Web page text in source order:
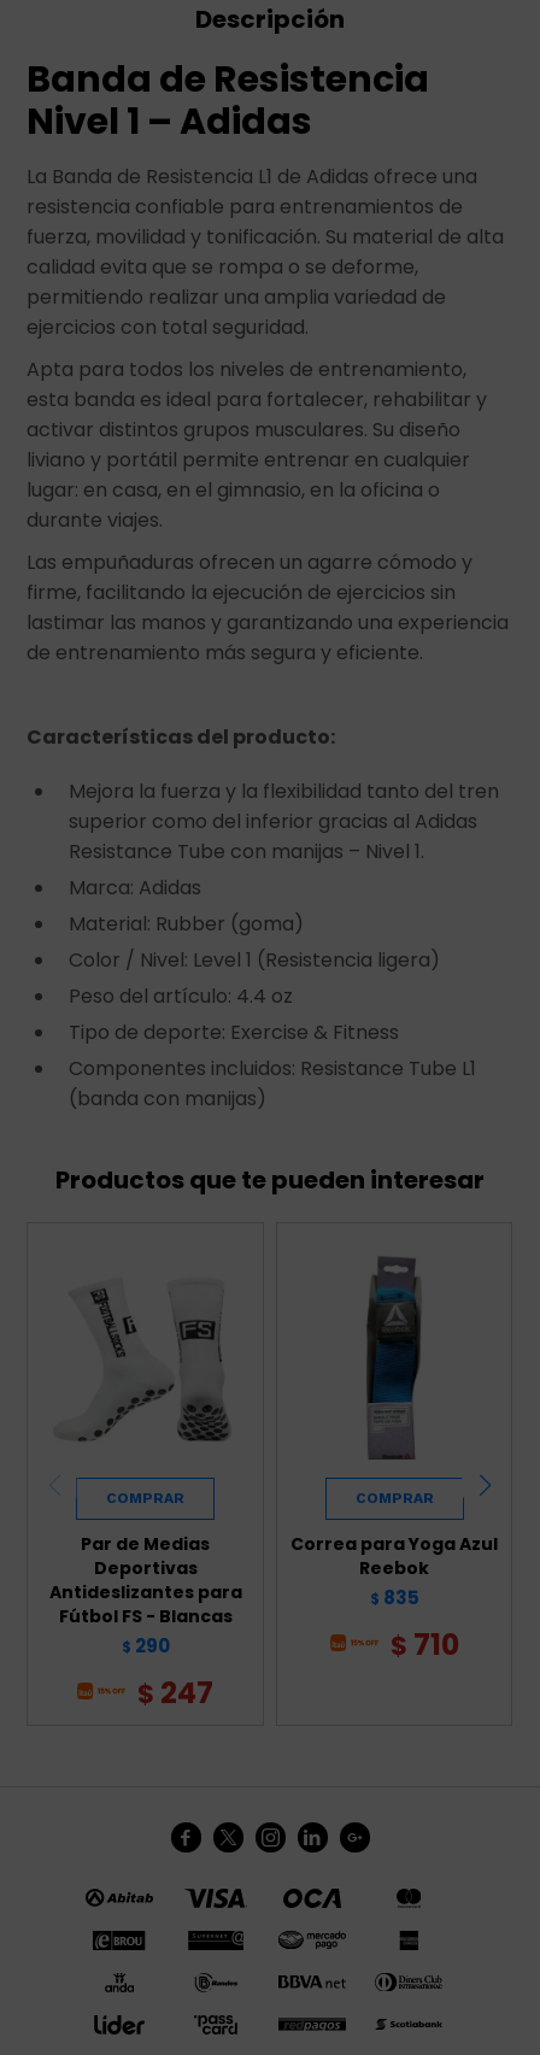
Descripción
Banda de Resistencia
Nivel 1 – Adidas
La Banda de Resistencia L1 de Adidas ofrece una
resistencia confiable para entrenamientos de
fuerza, movilidad y tonificación. Su material de alta
calidad evita que se rompa o se deforme,
permitiendo realizar una amplia variedad de
ejercicios con total seguridad.
Apta para todos los niveles de entrenamiento,
esta banda es ideal para fortalecer, rehabilitar y
activar distintos grupos musculares. Su diseño
liviano y portátil permite entrenar en cualquier
lugar: en casa, en el gimnasio, en la oficina o
durante viajes.
Las empuñaduras ofrecen un agarre cómodo y
firme, facilitando la ejecución de ejercicios sin
lastimar las manos y garantizando una experiencia
de entrenamiento más segura y eficiente.
Características del producto:
Mejora la fuerza y la flexibilidad tanto del tren
superior como del inferior gracias al Adidas
Resistance Tube con manijas – Nivel 1.
Marca: Adidas
Material: Rubber (goma)
Color / Nivel: Level 1 (Resistencia ligera)
Peso del artículo: 4.4 oz
Tipo de deporte: Exercise & Fitness
Componentes incluidos: Resistance Tube L1
(banda con manijas)
Productos que te pueden interesar
Par de Medias
Deportivas
Antideslizantes para
Fútbol FS - Blancas
$ 290
$ 247
Correa para Yoga Azul
Reebok
$ 835
$ 710
    